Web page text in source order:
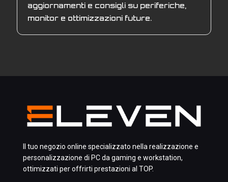
aggiornamenti e consigli su periferiche,
monitor e ottimizzazioni future.
Il tuo negozio online specializzato nella realizzazione e
personalizzazione di PC da gaming e workstation,
ottimizzati per offrirti prestazioni al TOP.